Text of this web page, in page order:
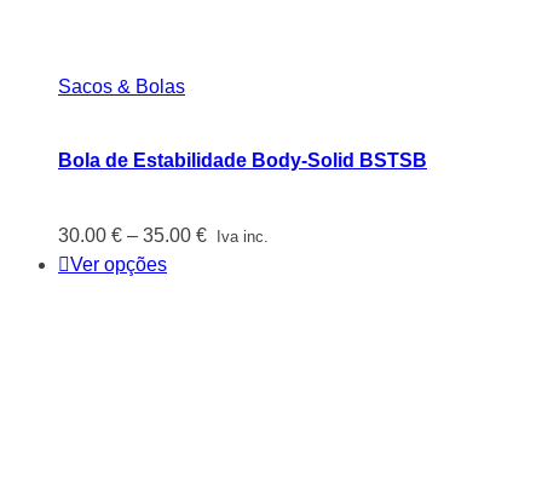
Sacos & Bolas
Bola de Estabilidade Body-Solid BSTSB
30.00 € – 35.00 €Price
Iva inc.
Ver opções